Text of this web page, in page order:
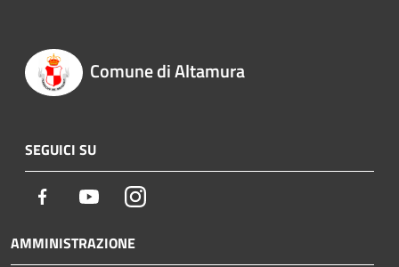
Comune di Altamura
SEGUICI SU
Facebook YoutubeInstagram
AMMINISTRAZIONE